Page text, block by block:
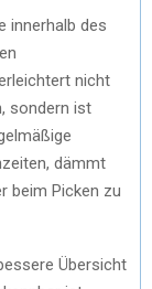
innerhalb des
nicht
sondern ist
dämmt
beim Picken zu
Übersicht